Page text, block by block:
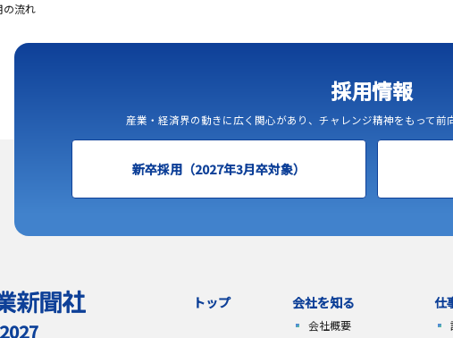
の流れ
採用情報
産業・経済界の動きに広く関心があり、チャレンジ精神をもって前
新卒採用（2027年3月卒対象）
トップ 会社を知る
会社概要
仕